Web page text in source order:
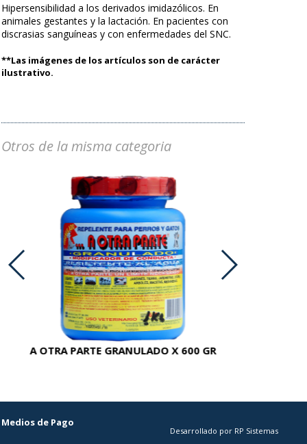
Hipersensibilidad a los derivados imidazólicos. En
animales gestantes y la lactación. En pacientes con
discrasias sanguíneas y con enfermedades del SNC.
**Las imágenes de los artículos son de carácter
ilustrativo.
Otros de la misma categoria
A OTRA PARTE GRANULADO X 600 GR
Medios de Pago
Desarrollado por RP Sistemas